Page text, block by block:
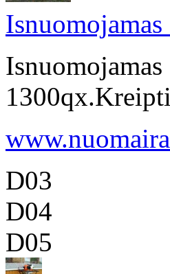
D03
D04
D05